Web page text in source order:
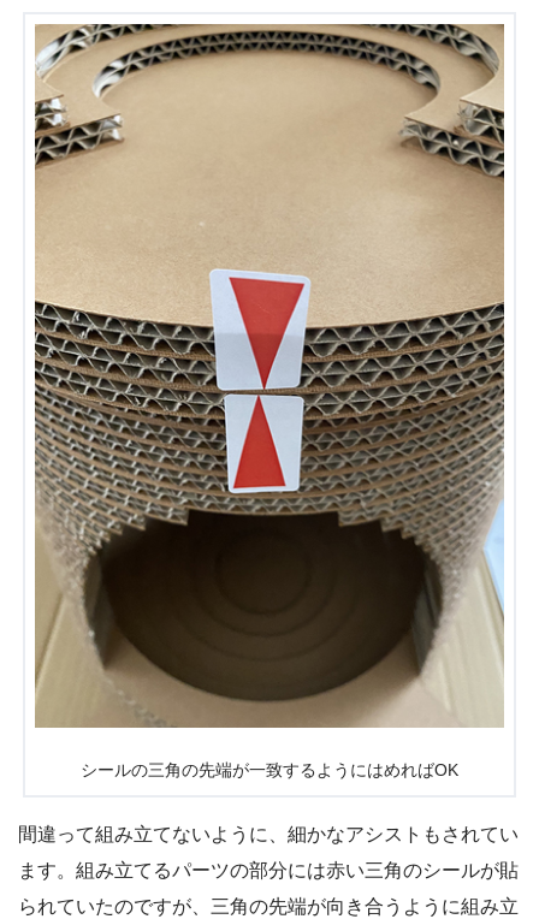
シールの三角の先端が一致するようにはめればOK
間違って組み立てないように、細かなアシストもされてい
ます。組み立てるパーツの部分には赤い三角のシールが貼
られていたのですが、三角の先端が向き合うように組み立